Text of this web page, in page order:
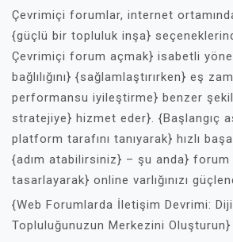
Çevrimiçi forumlar, internet
{güçlü bir topluluk inşa}
Çevrimiçi forum açmak} isabetli
bağlılığını} {sağlamlaştırırken} eş
performansu iyileştirme} benzer
stratejiye} hizmet eder}. {Başlangıç
platform tarafını tanıyarak} hızlı
{adım atabilirsiniz} – şu anda}
tasarlayarak} online varlığınızı
{Web Forumlarda İletişim Devrimi:
Topluluğunuzun Merkezini Oluşturun}